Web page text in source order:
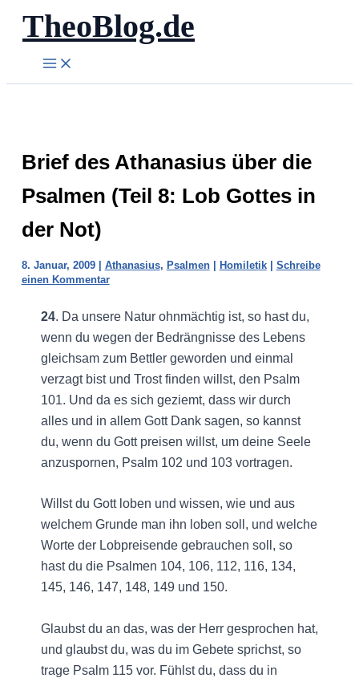
Zum
Inhalt
springen
TheoBlog.de
Brief des Athanasius über die
Psalmen (Teil 8: Lob Gottes in
der Not)
8. Januar, 2009 | Athanasius, Psalmen| Homiletik| Schreibe
einen Kommentar
24. Da unsere Natur ohnmächtig ist, so hast du,
wenn du wegen der Bedrängnisse des Lebens
gleichsam zum Bettler geworden und einmal
verzagt bist und Trost finden willst, den Psalm
101. Und da es sich geziemt, dass wir durch
alles und in allem Gott Dank sagen, so kannst
du, wenn du Gott preisen willst, um deine Seele
anzuspornen, Psalm 102 und 103 vortragen.
Willst du Gott loben und wissen, wie und aus
welchem Grunde man ihn loben soll, und welche
Worte der Lobpreisende gebrauchen soll, so
hast du die Psalmen 104, 106, 112, 116, 134,
145, 146, 147, 148, 149 und 150.
Glaubst du an das, was der Herr gesprochen hat,
und glaubst du, was du im Gebete sprichst, so
trage Psalm 115 vor. Fühlst du, dass du in